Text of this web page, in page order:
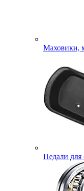
Маховики,
Педали для